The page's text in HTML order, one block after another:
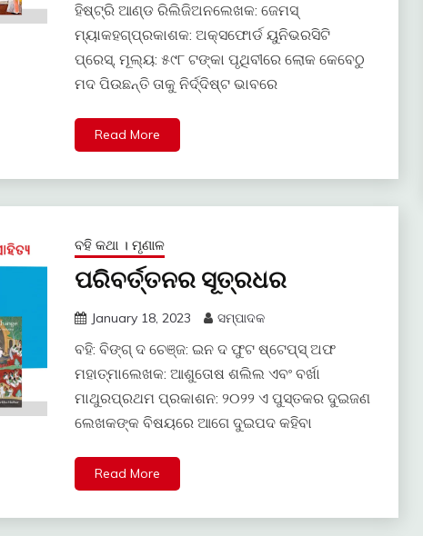
ହିଷ୍ଟ୍ରି ଆଣ୍ଡ ରିଲିଜିଅନଲେଖକ: ଜେମସ୍
ମ୍ୟାକହଗ୍ପ୍ରକାଶକ: ଅକ୍ସଫୋର୍ଡ ୟୁନିଭରସିଟି
ପ୍ରେସ୍, ମୂଲ୍ୟ: ୫୯୮ ଟଙ୍କା ପୃଥିବୀରେ ଲୋକ କେବେଠୁ
ମଦ ପିଉଛନ୍ତି ତାକୁ ନିର୍ଦ୍ଦିଷ୍ଟ ଭାବରେ
Read More
ବହି କଥା । ମୃଣାଳ
ପରିବର୍ତ୍ତନର ସୂତ୍ରଧର
January 18, 2023 ସମ୍ପାଦକ
ବହି: ବିଙ୍ଗ୍‍ ଦ ଚେଞ୍ଜ: ଇନ ଦ ଫୁଟ ଷ୍ଟେପ୍‍ସ୍‍ ଅଫ
ମହାତ୍ମାଲେଖକ: ଆଶୁତୋଷ ଶଲିଲ ଏବଂ ବର୍ଖା
ମାଥୁରପ୍ରଥମ ପ୍ରକାଶନ: ୨୦୨୨ ଏ ପୁସ୍ତକର ଦୁଇଜଣ
ଲେଖକଙ୍କ ବିଷୟରେ ଆଗେ ଦୁଇପଦ କହିବା
Read More